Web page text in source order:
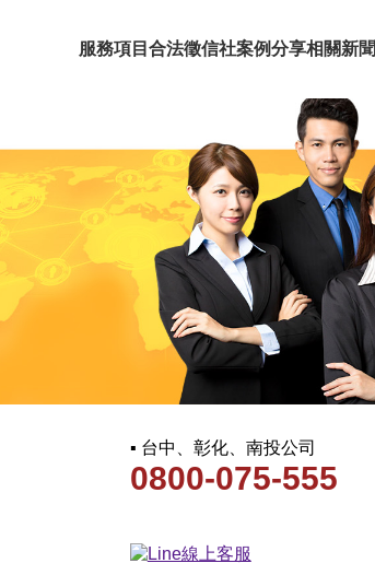
服務項目 合法徵信社案例分享相關新聞
▪ 台中、彰化、南投公司
0800-075-555